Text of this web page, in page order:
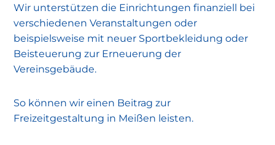
Wir unterstützen die Einrichtungen finanziell bei
verschiedenen Veranstaltungen oder
beispielsweise mit neuer Sportbekleidung oder
Beisteuerung zur Erneuerung der
Vereinsgebäude.
So können wir einen Beitrag zur
Freizeitgestaltung in Meißen leisten.